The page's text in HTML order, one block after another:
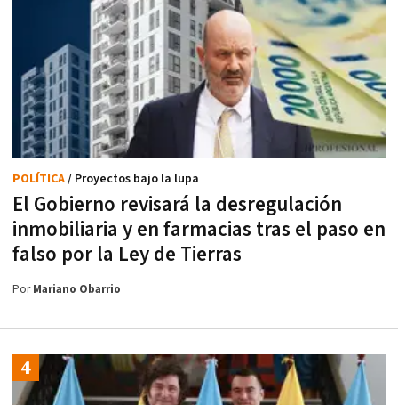
El Gobierno revisará la desregulación
inmobiliaria y en farmacias tras el paso en
falso por la Ley de Tierras
POLÍTICA/ Proyectos bajo la lupa
PorMariano Obarrio